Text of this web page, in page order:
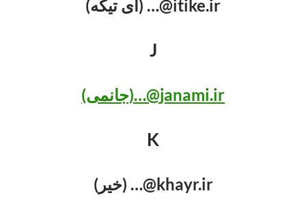
itike.ir@… (آی تیکه)
J
janami.ir@…(جانمی)
K
khayr.ir@… (خیر)